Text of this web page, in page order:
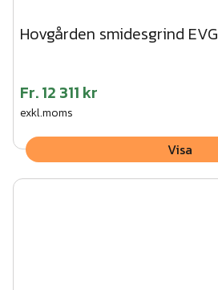
Hovgården smidesgrind EVG
Fr.12 311 kr
exkl.moms
Visa